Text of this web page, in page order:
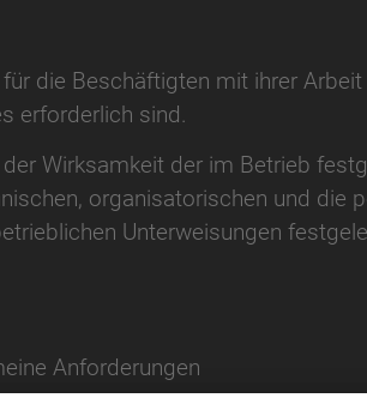
die Beschäftigten mit ihrer
erforderlich sind.
Wirksamkeit der im Betrieb
organisatorischen und die
Unterweisungen
Anforderungen